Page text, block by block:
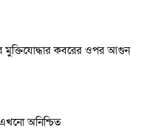
মুক্তিযোদ্ধার কবরের ওপর আগুন
অনিশ্চিত